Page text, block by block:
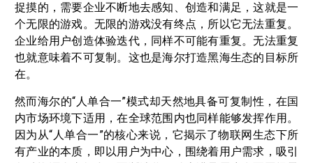
捉摸的，需要企业不断地去感知、创造和满足，这就是一
个无限的游戏。无限的游戏没有终点，所以它无法重复。
企业给用户创造体验迭代，同样不可能有重复。无法重复
也就意味着不可复制。这也是海尔打造黑海生态的目标所
在。
然而海尔的“人单合一”模式却天然地具备可复制性，在国
内市场环境下适用，在全球范围内也同样能够发挥作用。
因为从“人单合一”的核心来说，它揭示了物联网生态下所
有产业的本质，即以用户为中心，围绕着用户需求，吸引